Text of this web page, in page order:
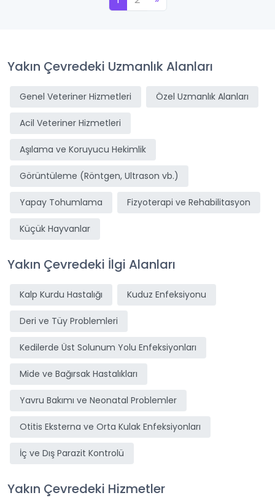
Yakın Çevredeki Uzmanlık Alanları
Genel Veteriner Hizmetleri Özel Uzmanlık Alanları
Acil Veteriner Hizmetleri
Aşılama ve Koruyucu Hekimlik
Görüntüleme (Röntgen, Ultrason vb.)
Yapay Tohumlama Fizyoterapi ve Rehabilitasyon
Küçük Hayvanlar
Yakın Çevredeki İlgi Alanları
Kalp Kurdu Hastalığı Kuduz Enfeksiyonu
Deri ve Tüy Problemleri
Kedilerde Üst Solunum Yolu Enfeksiyonları
Mide ve Bağırsak Hastalıkları
Yavru Bakımı ve Neonatal Problemler
Otitis Eksterna ve Orta Kulak Enfeksiyonları
İç ve Dış Parazit Kontrolü
Yakın Çevredeki Hizmetler